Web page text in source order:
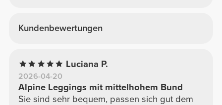
Kundenbewertungen
Luciana P.
2026-04-20
Alpine Leggings mit mittelhohem Bund
Sie sind sehr bequem, passen sich gut dem